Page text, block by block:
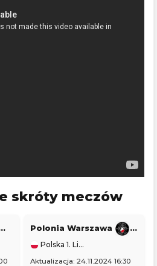
skróty meczów
Stal Stalowa Wola
Polonia Warszawa 1 - 0
Polska 1. Liga
Aktualizacja: 24.11.2024 16:30